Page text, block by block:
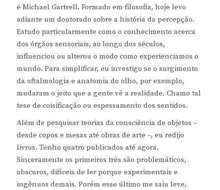
é Michael Gartrell. Formado em filosofia, hoje levo
adiante um doutorado sobre a história da percepção.
Estudo particularmente como o conhecimento acerca
dos órgãos sensoriais, ao longo dos séculos,
influenciou ou alterou o modo como experienciamos o
mundo. Para simplificar, eu investigo se o surgimento
da oftalmologia e anatomia do olho, por exemplo,
mudaram o jeito que a gente vê a realidade. Chamo tal
tese de coisificação ou espessamento dos sentidos.
Além de pesquisar teorias da consciência de objetos –
desde copos e mesas até obras de arte –, eu redijo
livros. Tenho quatro publicados até agora.
Sinceramente os primeiros três são problemáticos,
obscuros, difíceis de ler porque experimentais e
ingênuos demais. Porém esse último me saiu leve,